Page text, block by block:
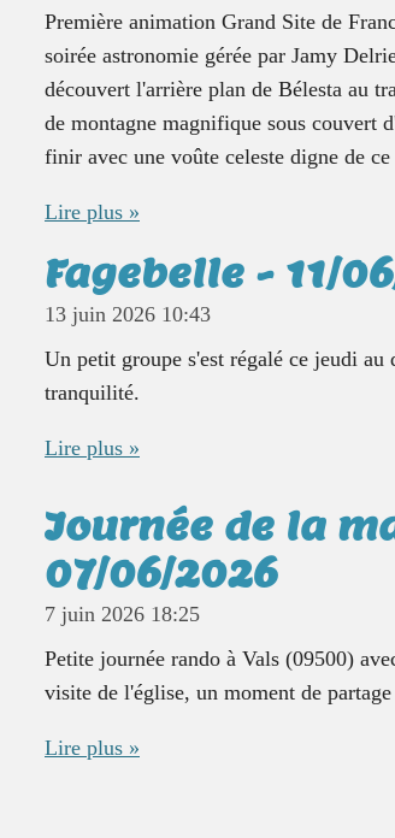
Première animation Grand Site de
soirée astronomie gérée par Jamy
découvert l'arrière plan de Bélesta au
de montagne magnifique sous couvert
finir avec une voûte celeste digne de
Lire plus »
Fagebelle - 11/
13 juin 2026 10:43
Un petit groupe s'est régalé ce jeudi au
tranquilité.
Lire plus »
Journée de la
07/06/2026
7 juin 2026 18:25
Petite journée rando à Vals (09500)
visite de l'église, un moment de
Lire plus »